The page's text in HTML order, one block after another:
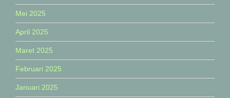
Mei 2025
April 2025
Maret 2025
Februari 2025
Januari 2025